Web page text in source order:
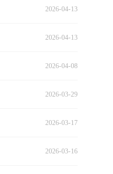
2026-04-13
2026-04-13
2026-04-08
2026-03-29
2026-03-17
2026-03-16